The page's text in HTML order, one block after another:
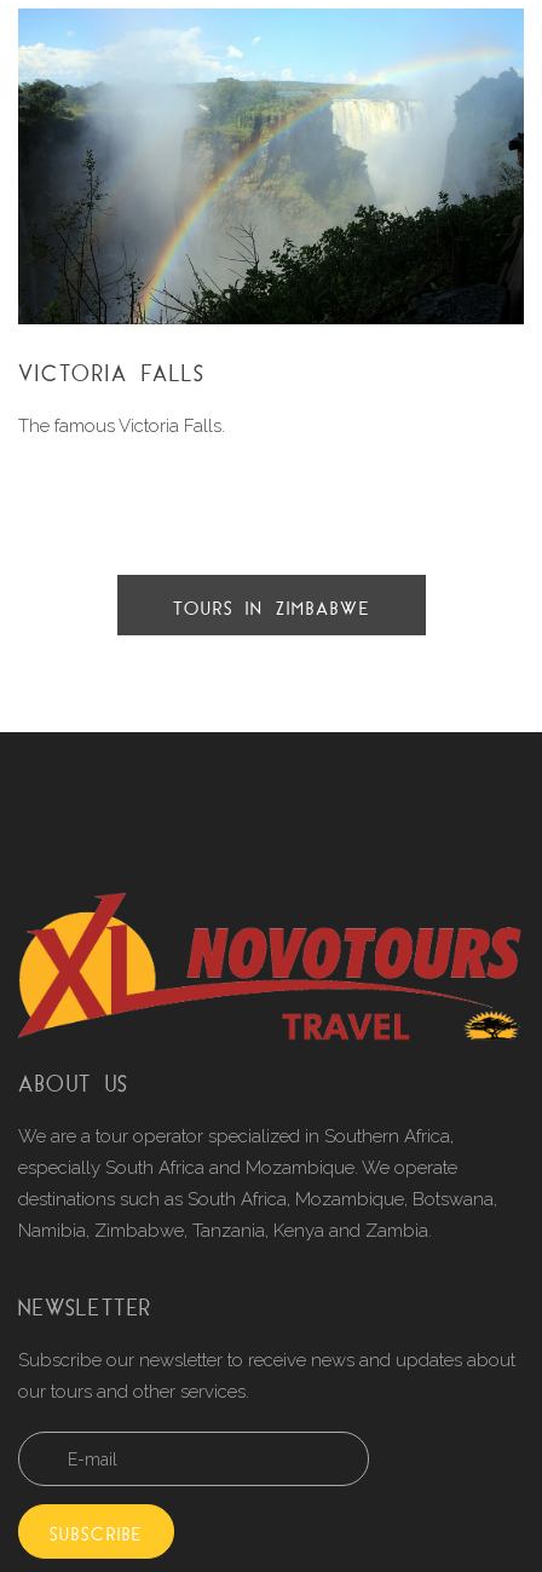
VICTORIA FALLS
The famous Victoria Falls.
TOURS IN ZIMBABWE
ABOUT US
We are a tour operator specialized in Southern Africa,
especially South Africa and Mozambique. We operate
destinations such as South Africa, Mozambique, Botswana,
Namibia, Zimbabwe, Tanzania, Kenya and Zambia.
NEWSLETTER
Subscribe our newsletter to receive news and updates about
our tours and other services.
SUBSCRIBE